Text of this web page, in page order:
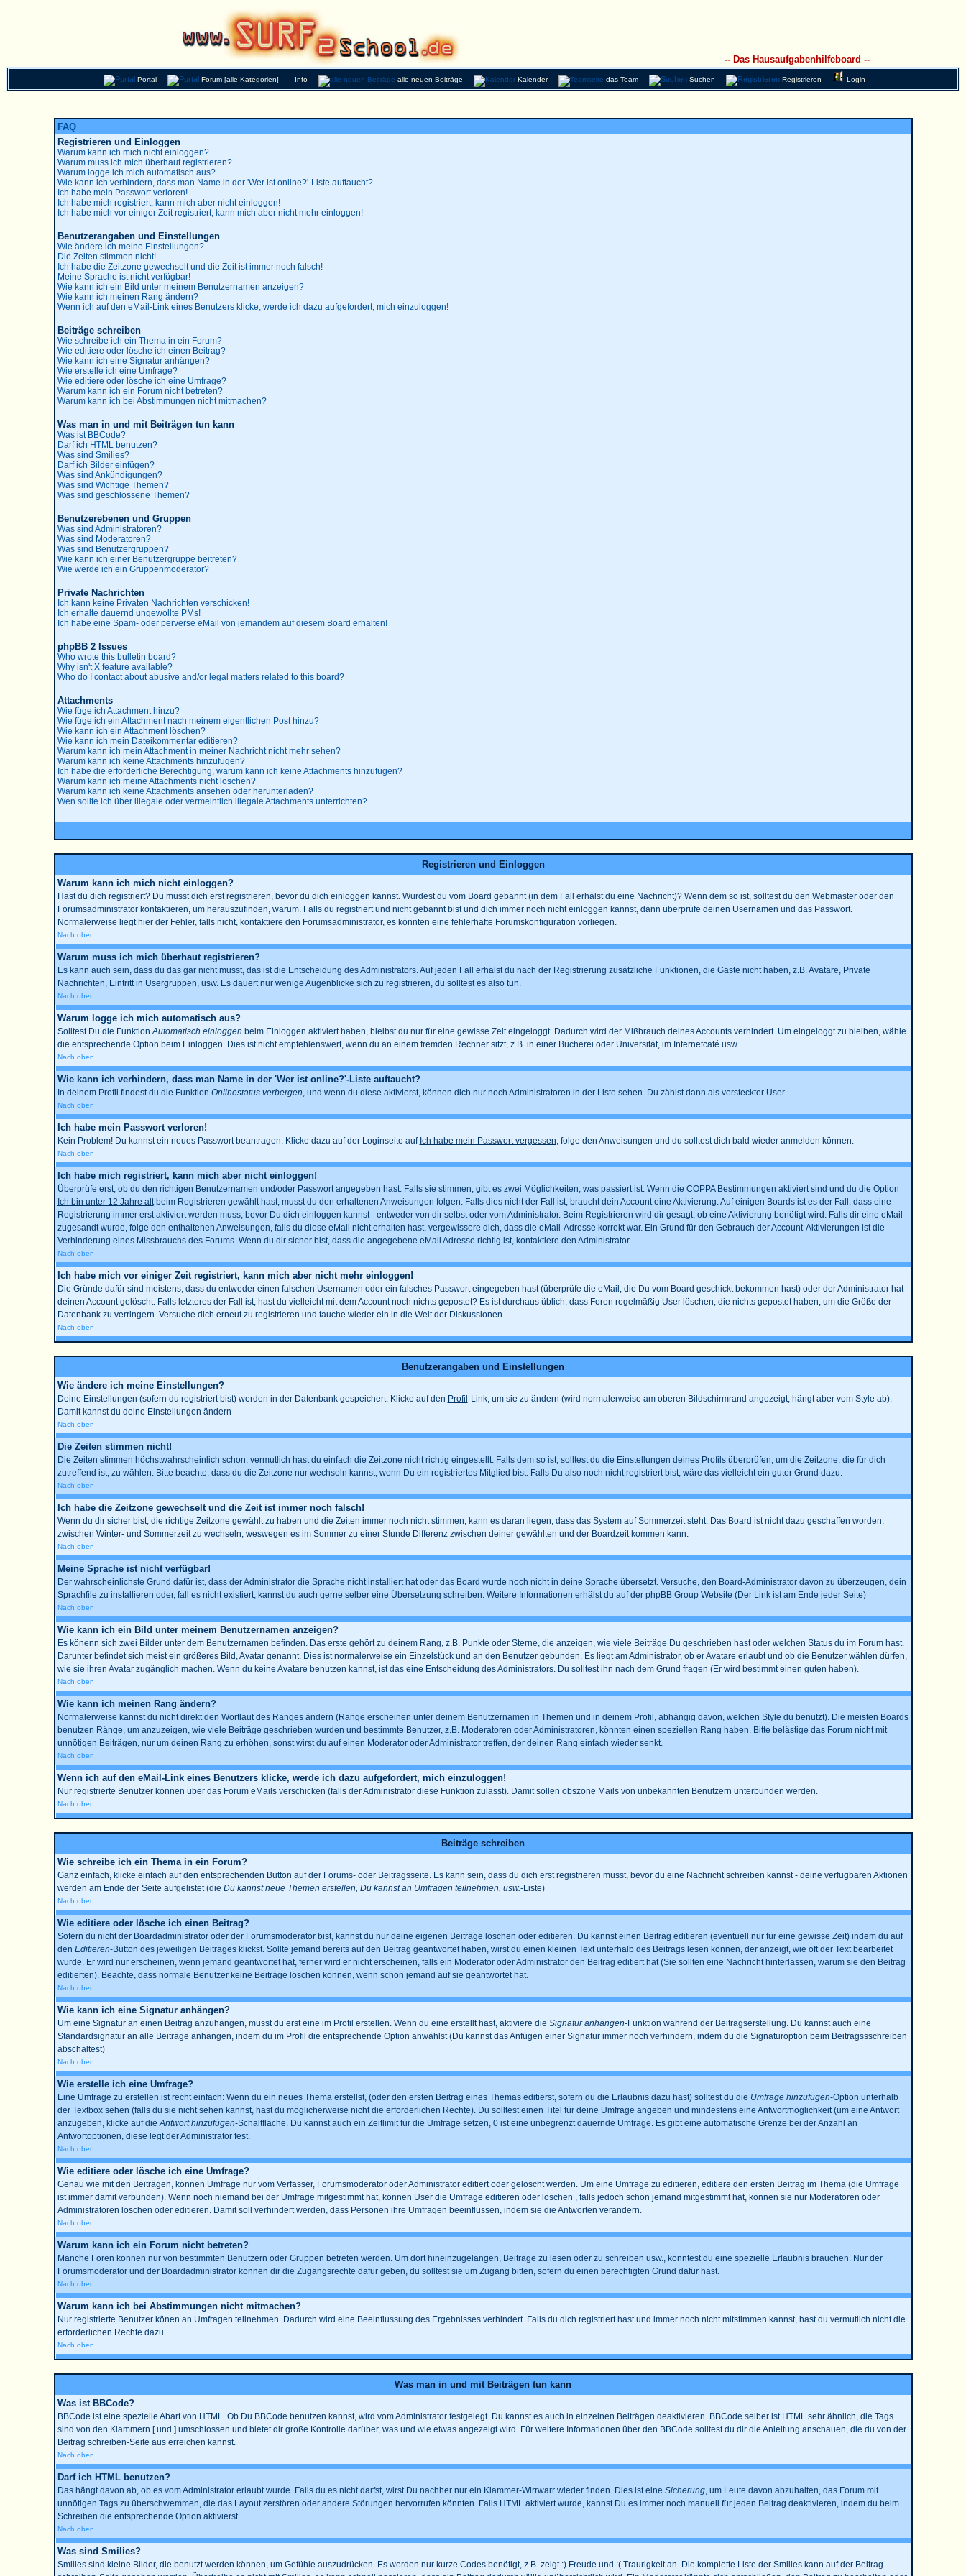
-- Das Hausaufgabenhilfeboard --
Portal Forum [alle Kategorien] Info alle neuen Beiträge Kalender das Team Suchen Registrieren Login
FAQ
Registrieren und Einloggen
Warum kann ich mich nicht einloggen?
Warum muss ich mich überhaut registrieren?
Warum logge ich mich automatisch aus?
Wie kann ich verhindern, dass man Name in der 'Wer ist online?'-Liste auftaucht?
Ich habe mein Passwort verloren!
Ich habe mich registriert, kann mich aber nicht einloggen!
Ich habe mich vor einiger Zeit registriert, kann mich aber nicht mehr einloggen!
Benutzerangaben und Einstellungen
Wie ändere ich meine Einstellungen?
Die Zeiten stimmen nicht!
Ich habe die Zeitzone gewechselt und die Zeit ist immer noch falsch!
Meine Sprache ist nicht verfügbar!
Wie kann ich ein Bild unter meinem Benutzernamen anzeigen?
Wie kann ich meinen Rang ändern?
Wenn ich auf den eMail-Link eines Benutzers klicke, werde ich dazu aufgefordert, mich einzuloggen!
Beiträge schreiben
Wie schreibe ich ein Thema in ein Forum?
Wie editiere oder lösche ich einen Beitrag?
Wie kann ich eine Signatur anhängen?
Wie erstelle ich eine Umfrage?
Wie editiere oder lösche ich eine Umfrage?
Warum kann ich ein Forum nicht betreten?
Warum kann ich bei Abstimmungen nicht mitmachen?
Was man in und mit Beiträgen tun kann
Was ist BBCode?
Darf ich HTML benutzen?
Was sind Smilies?
Darf ich Bilder einfügen?
Was sind Ankündigungen?
Was sind Wichtige Themen?
Was sind geschlossene Themen?
Benutzerebenen und Gruppen
Was sind Administratoren?
Was sind Moderatoren?
Was sind Benutzergruppen?
Wie kann ich einer Benutzergruppe beitreten?
Wie werde ich ein Gruppenmoderator?
Private Nachrichten
Ich kann keine Privaten Nachrichten verschicken!
Ich erhalte dauernd ungewollte PMs!
Ich habe eine Spam- oder perverse eMail von jemandem auf diesem Board erhalten!
phpBB 2 Issues
Who wrote this bulletin board?
Why isn't X feature available?
Who do I contact about abusive and/or legal matters related to this board?
Attachments
Wie füge ich Attachment hinzu?
Wie füge ich ein Attachment nach meinem eigentlichen Post hinzu?
Wie kann ich ein Attachment löschen?
Wie kann ich mein Dateikommentar editieren?
Warum kann ich mein Attachment in meiner Nachricht nicht mehr sehen?
Warum kann ich keine Attachments hinzufügen?
Ich habe die erforderliche Berechtigung, warum kann ich keine Attachments hinzufügen?
Warum kann ich meine Attachments nicht löschen?
Warum kann ich keine Attachments ansehen oder herunterladen?
Wen sollte ich über illegale oder vermeintlich illegale Attachments unterrichten?
Registrieren und Einloggen
Warum kann ich mich nicht einloggen?
Hast du dich registriert? Du musst dich erst registrieren, bevor du dich einloggen kannst. Wurdest du vom Board gebannt (in dem Fall erhälst du eine Nachricht)? Wenn dem so ist, solltest du den Webmaster oder den
Forumsadministrator kontaktieren, um herauszufinden, warum. Falls du registriert und nicht gebannt bist und dich immer noch nicht einloggen kannst, dann überprüfe deinen Usernamen und das Passwort.
Normalerweise liegt hier der Fehler, falls nicht, kontaktiere den Forumsadministrator, es könnten eine fehlerhafte Forumskonfiguration vorliegen.
Nach oben
Warum muss ich mich überhaut registrieren?
Es kann auch sein, dass du das gar nicht musst, das ist die Entscheidung des Administrators. Auf jeden Fall erhälst du nach der Registrierung zusätzliche Funktionen, die Gäste nicht haben, z.B. Avatare, Private
Nachrichten, Eintritt in Usergruppen, usw. Es dauert nur wenige Augenblicke sich zu registrieren, du solltest es also tun.
Nach oben
Warum logge ich mich automatisch aus?
Solltest Du die FunktionAutomatisch einloggen beim Einloggen aktiviert haben, bleibst du nur für eine gewisse Zeit eingeloggt. Dadurch wird der Mißbrauch deines Accounts verhindert. Um eingeloggt zu bleiben, wähle
die entsprechende Option beim Einloggen. Dies ist nicht empfehlenswert, wenn du an einem fremden Rechner sitzt, z.B. in einer Bücherei oder Universität, im Internetcafé usw.
Nach oben
Wie kann ich verhindern, dass man Name in der 'Wer ist online?'-Liste auftaucht?
In deinem Profil findest du die Funktion Onlinestatus verbergen, und wenn du diese aktivierst, können dich nur noch Administratoren in der Liste sehen. Du zählst dann als versteckter User.
Nach oben
Ich habe mein Passwort verloren!
Kein Problem! Du kannst ein neues Passwort beantragen. Klicke dazu auf der Loginseite auf Ich habe mein Passwort vergessen, folge den Anweisungen und du solltest dich bald wieder anmelden können.
Nach oben
Ich habe mich registriert, kann mich aber nicht einloggen!
Überprüfe erst, ob du den richtigen Benutzernamen und/oder Passwort angegeben hast. Falls sie stimmen, gibt es zwei Möglichkeiten, was passiert ist: Wenn die COPPA Bestimmungen aktiviert sind und du die Option
Ich bin unter 12 Jahre altbeim Registrieren gewählt hast, musst du den erhaltenen Anweisungen folgen. Falls dies nicht der Fall ist, braucht dein Account eine Aktivierung. Auf einigen Boards ist es der Fall, dass eine
Registrierung immer erst aktiviert werden muss, bevor Du dich einloggen kannst - entweder von dir selbst oder vom Administrator. Beim Registrieren wird dir gesagt, ob eine Aktivierung benötigt wird. Falls dir eine eMail
zugesandt wurde, folge den enthaltenen Anweisungen, falls du diese eMail nicht erhalten hast, vergewissere dich, dass die eMail-Adresse korrekt war. Ein Grund für den Gebrauch der Account-Aktivierungen ist die
Verhinderung eines Missbrauchs des Forums. Wenn du dir sicher bist, dass die angegebene eMail Adresse richtig ist, kontaktiere den Administrator.
Nach oben
Ich habe mich vor einiger Zeit registriert, kann mich aber nicht mehr einloggen!
Die Gründe dafür sind meistens, dass du entweder einen falschen Usernamen oder ein falsches Passwort eingegeben hast (überprüfe die eMail, die Du vom Board geschickt bekommen hast) oder der Administrator hat
deinen Account gelöscht. Falls letzteres der Fall ist, hast du vielleicht mit dem Account noch nichts gepostet? Es ist durchaus üblich, dass Foren regelmäßig User löschen, die nichts gepostet haben, um die Größe der
Datenbank zu verringern. Versuche dich erneut zu registrieren und tauche wieder ein in die Welt der Diskussionen.
Nach oben
Benutzerangaben und Einstellungen
Wie ändere ich meine Einstellungen?
Deine Einstellungen (sofern du registriert bist) werden in der Datenbank gespeichert. Klicke auf den Profil -Link, um sie zu ändern (wird normalerweise am oberen Bildschirmrand angezeigt, hängt aber vom Style ab).
Damit kannst du deine Einstellungen ändern
Nach oben
Die Zeiten stimmen nicht!
Die Zeiten stimmen höchstwahrscheinlich schon, vermutlich hast du einfach die Zeitzone nicht richtig eingestellt. Falls dem so ist, solltest du die Einstellungen deines Profils überprüfen, um die Zeitzone, die für dich
zutreffend ist, zu wählen. Bitte beachte, dass du die Zeitzone nur wechseln kannst, wenn Du ein registriertes Mitglied bist. Falls Du also noch nicht registriert bist, wäre das vielleicht ein guter Grund dazu.
Nach oben
Ich habe die Zeitzone gewechselt und die Zeit ist immer noch falsch!
Wenn du dir sicher bist, die richtige Zeitzone gewählt zu haben und die Zeiten immer noch nicht stimmen, kann es daran liegen, dass das System auf Sommerzeit steht. Das Board ist nicht dazu geschaffen worden,
zwischen Winter- und Sommerzeit zu wechseln, weswegen es im Sommer zu einer Stunde Differenz zwischen deiner gewählten und der Boardzeit kommen kann.
Nach oben
Meine Sprache ist nicht verfügbar!
Der wahrscheinlichste Grund dafür ist, dass der Administrator die Sprache nicht installiert hat oder das Board wurde noch nicht in deine Sprache übersetzt. Versuche, den Board-Administrator davon zu überzeugen, dein
Sprachfile zu installieren oder, fall es nicht existiert, kannst du auch gerne selber eine Übersetzung schreiben. Weitere Informationen erhälst du auf der phpBB Group Website (Der Link ist am Ende jeder Seite)
Nach oben
Wie kann ich ein Bild unter meinem Benutzernamen anzeigen?
Es könenn sich zwei Bilder unter dem Benutzernamen befinden. Das erste gehört zu deinem Rang, z.B. Punkte oder Sterne, die anzeigen, wie viele Beiträge Du geschrieben hast oder welchen Status du im Forum hast.
Darunter befindet sich meist ein größeres Bild, Avatar genannt. Dies ist normalerweise ein Einzelstück und an den Benutzer gebunden. Es liegt am Administrator, ob er Avatare erlaubt und ob die Benutzer wählen dürfen,
wie sie ihren Avatar zugänglich machen. Wenn du keine Avatare benutzen kannst, ist das eine Entscheidung des Administrators. Du solltest ihn nach dem Grund fragen (Er wird bestimmt einen guten haben).
Nach oben
Wie kann ich meinen Rang ändern?
Normalerweise kannst du nicht direkt den Wortlaut des Ranges ändern (Ränge erscheinen unter deinem Benutzernamen in Themen und in deinem Profil, abhängig davon, welchen Style du benutzt). Die meisten Boards
benutzen Ränge, um anzuzeigen, wie viele Beiträge geschrieben wurden und bestimmte Benutzer, z.B. Moderatoren oder Administratoren, könnten einen speziellen Rang haben. Bitte belästige das Forum nicht mit
unnötigen Beiträgen, nur um deinen Rang zu erhöhen, sonst wirst du auf einen Moderator oder Administrator treffen, der deinen Rang einfach wieder senkt.
Nach oben
Wenn ich auf den eMail-Link eines Benutzers klicke, werde ich dazu aufgefordert, mich einzuloggen!
Nur registrierte Benutzer können über das Forum eMails verschicken (falls der Administrator diese Funktion zulässt). Damit sollen obszöne Mails von unbekannten Benutzern unterbunden werden.
Nach oben
Beiträge schreiben
Wie schreibe ich ein Thema in ein Forum?
Ganz einfach, klicke einfach auf den entsprechenden Button auf der Forums- oder Beitragsseite. Es kann sein, dass du dich erst registrieren musst, bevor du eine Nachricht schreiben kannst - deine verfügbaren Aktionen
werden am Ende der Seite aufgelistet (die Du kannst neue Themen erstellen, Du kannst an Umfragen teilnehmen, usw.-Liste)
Nach oben
Wie editiere oder lösche ich einen Beitrag?
Sofern du nicht der Boardadministrator oder der Forumsmoderator bist, kannst du nur deine eigenen Beiträge löschen oder editieren. Du kannst einen Beitrag editieren (eventuell nur für eine gewisse Zeit) indem du auf
den Editieren-Button des jeweiligen Beitrages klickst. Sollte jemand bereits auf den Beitrag geantwortet haben, wirst du einen kleinen Text unterhalb des Beitrags lesen können, der anzeigt, wie oft der Text bearbeitet
wurde. Er wird nur erscheinen, wenn jemand geantwortet hat, ferner wird er nicht erscheinen, falls ein Moderator oder Administrator den Beitrag editiert hat (Sie sollten eine Nachricht hinterlassen, warum sie den Beitrag
editierten). Beachte, dass normale Benutzer keine Beiträge löschen können, wenn schon jemand auf sie geantwortet hat.
Nach oben
Wie kann ich eine Signatur anhängen?
Um eine Signatur an einen Beitrag anzuhängen, musst du erst eine im Profil erstellen. Wenn du eine erstellt hast, aktiviere die Signatur anhängen-Funktion während der Beitragserstellung. Du kannst auch eine
Standardsignatur an alle Beiträge anhängen, indem du im Profil die entsprechende Option anwählst (Du kannst das Anfügen einer Signatur immer noch verhindern, indem du die Signaturoption beim Beitragssschreiben
abschaltest)
Nach oben
Wie erstelle ich eine Umfrage?
Eine Umfrage zu erstellen ist recht einfach: Wenn du ein neues Thema erstellst, (oder den ersten Beitrag eines Themas editierst, sofern du die Erlaubnis dazu hast) solltest du die Umfrage hinzufügen-Option unterhalb
der Textbox sehen (falls du sie nicht sehen kannst, hast du möglicherweise nicht die erforderlichen Rechte). Du solltest einen Titel für deine Umfrage angeben und mindestens eine Antwortmöglichkeit (um eine Antwort
anzugeben, klicke auf dieAntwort hinzufügen-Schaltfläche. Du kannst auch ein Zeitlimit für die Umfrage setzen, 0 ist eine unbegrenzt dauernde Umfrage. Es gibt eine automatische Grenze bei der Anzahl an
Antwortoptionen, diese legt der Administrator fest.
Nach oben
Wie editiere oder lösche ich eine Umfrage?
Genau wie mit den Beiträgen, können Umfrage nur vom Verfasser, Forumsmoderator oder Administrator editiert oder gelöscht werden. Um eine Umfrage zu editieren, editiere den ersten Beitrag im Thema (die Umfrage
ist immer damit verbunden). Wenn noch niemand bei der Umfrage mitgestimmt hat, können User die Umfrage editieren oder löschen , falls jedoch schon jemand mitgestimmt hat, können sie nur Moderatoren oder
Administratoren löschen oder editieren. Damit soll verhindert werden, dass Personen ihre Umfragen beeinflussen, indem sie die Antworten verändern.
Nach oben
Warum kann ich ein Forum nicht betreten?
Manche Foren können nur von bestimmten Benutzern oder Gruppen betreten werden. Um dort hineinzugelangen, Beiträge zu lesen oder zu schreiben usw., könntest du eine spezielle Erlaubnis brauchen. Nur der
Forumsmoderator und der Boardadministrator können dir die Zugangsrechte dafür geben, du solltest sie um Zugang bitten, sofern du einen berechtigten Grund dafür hast.
Nach oben
Warum kann ich bei Abstimmungen nicht mitmachen?
Nur registrierte Benutzer könen an Umfragen teilnehmen. Dadurch wird eine Beeinflussung des Ergebnisses verhindert. Falls du dich registriert hast und immer noch nicht mitstimmen kannst, hast du vermutlich nicht die
erforderlichen Rechte dazu.
Nach oben
Was man in und mit Beiträgen tun kann
Was ist BBCode?
BBCode ist eine spezielle Abart von HTML. Ob Du BBCode benutzen kannst, wird vom Administrator festgelegt. Du kannst es auch in einzelnen Beiträgen deaktivieren. BBCode selber ist HTML sehr ähnlich, die Tags
sind von den Klammern [ und ] umschlossen und bietet dir große Kontrolle darüber, was und wie etwas angezeigt wird. Für weitere Informationen über den BBCode solltest du dir die Anleitung anschauen, die du von der
Beitrag schreiben-Seite aus erreichen kannst.
Nach oben
Darf ich HTML benutzen?
Das hängt davon ab, ob es vom Administrator erlaubt wurde. Falls du es nicht darfst, wirst Du nachher nur ein Klammer-Wirrwarr wieder finden. Dies ist eine Sicherung, um Leute davon abzuhalten, das Forum mit
unnötigen Tags zu überschwemmen, die das Layout zerstören oder andere Störungen hervorrufen könnten. Falls HTML aktiviert wurde, kannst Du es immer noch manuell für jeden Beitrag deaktivieren, indem du beim
Schreiben die entsprechende Option aktivierst.
Nach oben
Was sind Smilies?
Smilies sind kleine Bilder, die benutzt werden können, um Gefühle auszudrücken. Es werden nur kurze Codes benötigt, z.B. zeigt :) Freude und :( Traurigkeit an. Die komplette Liste der Smilies kann auf der Beitrag